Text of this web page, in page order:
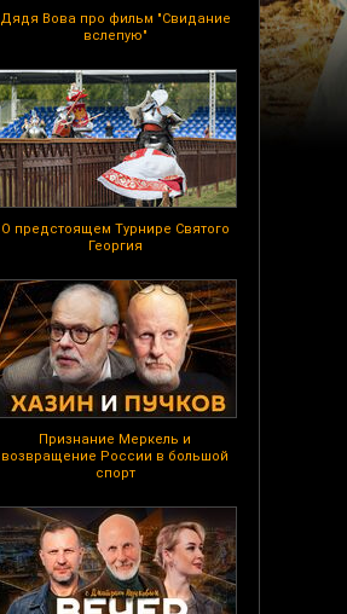
Дядя Вова про фильм "Свидание
вслепую"
О предстоящем Турнире Святого
Георгия
Признание Меркель и
возвращение России в большой
спорт